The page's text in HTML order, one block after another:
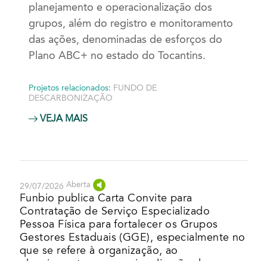
planejamento e operacionalização dos
grupos, além do registro e monitoramento
das ações, denominadas de esforços do
Plano ABC+ no estado do Tocantins.
Projetos relacionados: FUNDO DE
DESCARBONIZAÇÃO
VEJA MAIS
29/07/2026 Aberta
Funbio publica Carta Convite para
Contratação de Serviço Especializado
Pessoa Física para fortalecer os Grupos
Gestores Estaduais (GGE), especialmente no
que se refere à organização, ao